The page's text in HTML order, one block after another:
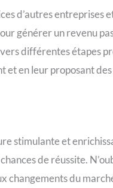
d’autres entreprises
générer un revenu
différentes étapes
et en leur proposant
stimulante et
de réussite.
changements du